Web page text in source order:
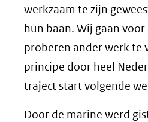
werkzaam te zijn
hun baan. Wij gaan voor
proberen ander werk te
principe door heel
traject start volgende
Door de marine werd